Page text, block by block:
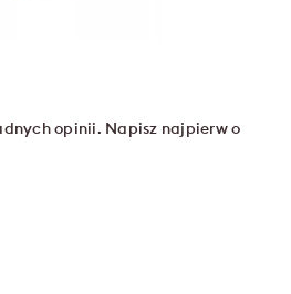
opinii. Napisz najpierw o